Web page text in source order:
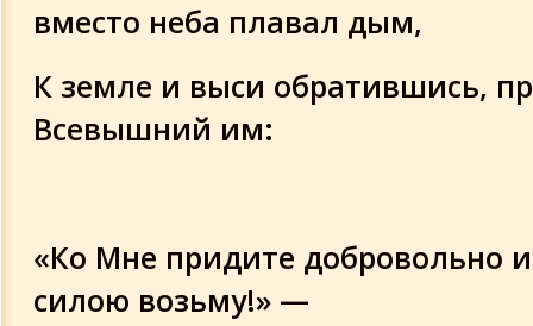
вместо неба плавал дым,
К земле и выси обратившись,
Всевышний им:
«Ко Мне придите добровольно
силою возьму!» —